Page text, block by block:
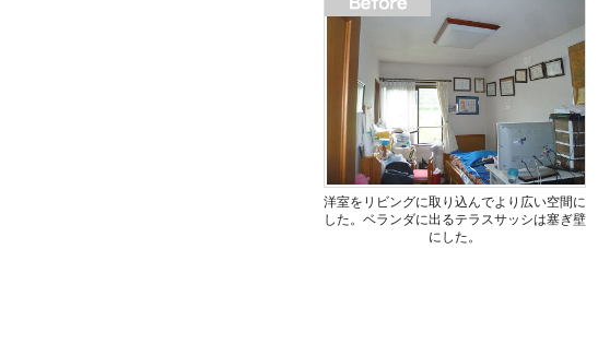
洋室をリビングに取り込んでより広い空間に
した。ベランダに出るテラスサッシは塞ぎ壁
にした。